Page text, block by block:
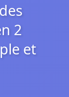
2
et